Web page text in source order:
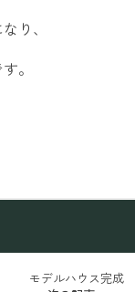
り、
。
モデルハウス完成